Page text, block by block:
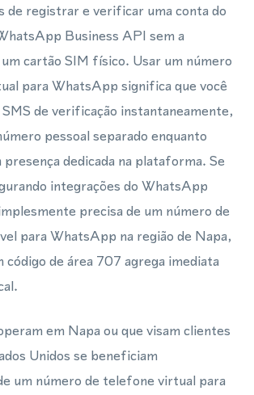
de registrar e verificar uma conta do
Business API sem a
cartão SIM físico. Usar um número
para WhatsApp significa que você
de verificação instantaneamente,
pessoal separado enquanto
dedicada na plataforma. Se
integrações do WhatsApp
precisa de um número de
para WhatsApp na região de Napa,
código de área 707 agrega imediata
em Napa ou que visam clientes
Unidos se beneficiam
um número de telefone virtual para